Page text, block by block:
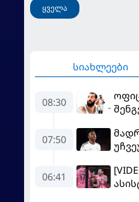
ყველა
სიახლეები
08:30
07:50
06:41